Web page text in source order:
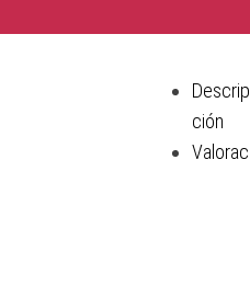
Descrip
ción
Valorac